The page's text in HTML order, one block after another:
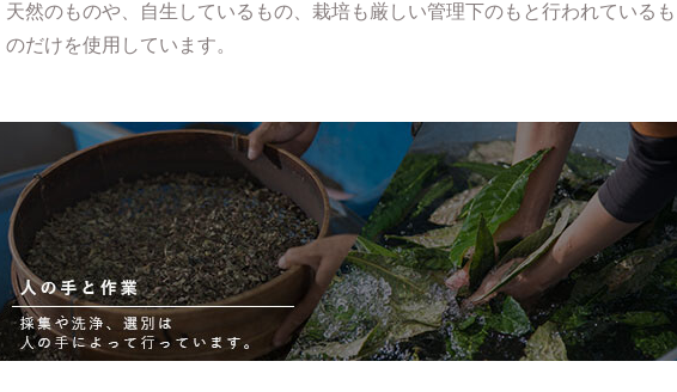
天然のものや、自生しているもの、栽培も厳しい管理下のもと行われているも
のだけを使用しています。